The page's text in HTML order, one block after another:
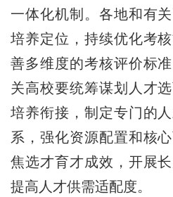
一体化机制。各地和有
培养定位，持续优化考
善多维度的考核评价标
关高校要统筹谋划人才
培养衔接，制定专门的
系，强化资源配置和核
焦选才育才成效，开展
提高人才供需适配度。